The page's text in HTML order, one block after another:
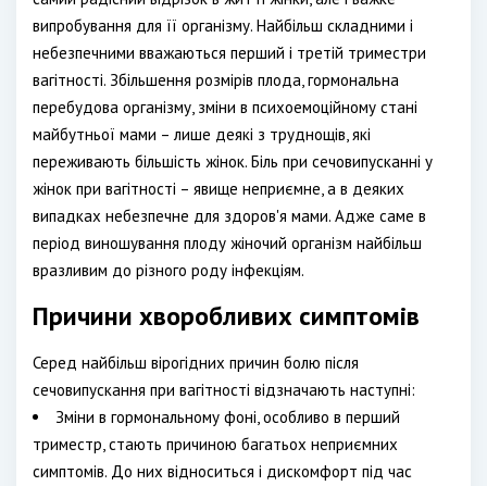
випробування для її організму. Найбільш складними і
небезпечними вважаються перший і третій триместри
вагітності. Збільшення розмірів плода, гормональна
перебудова організму, зміни в психоемоційному стані
майбутньої мами – лише деякі з труднощів, які
переживають більшість жінок. Біль при сечовипусканні у
жінок при вагітності – явище неприємне, а в деяких
випадках небезпечне для здоров'я мами. Адже саме в
період виношування плоду жіночий організм найбільш
вразливим до різного роду інфекціям.
Причини хворобливих симптомів
Серед найбільш вірогідних причин болю після
сечовипускання при вагітності відзначають наступні:
Зміни в гормональному фоні, особливо в перший
триместр, стають причиною багатьох неприємних
симптомів. До них відноситься і дискомфорт під час